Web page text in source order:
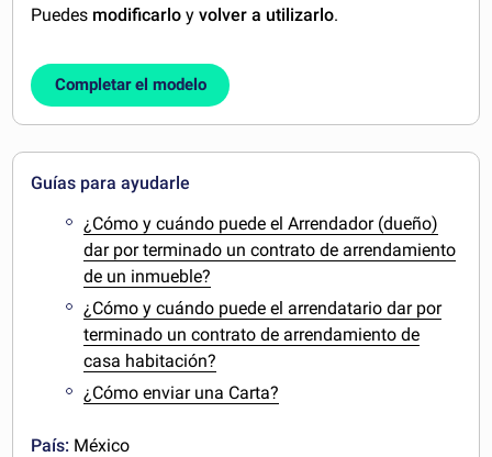
Puedes modificarlo yvolver a utilizarlo.
Completar el modelo
Guías para ayudarle
¿Cómo y cuándo puede el Arrendador (dueño)
dar por terminado un contrato de arrendamiento
de un inmueble?
¿Cómo y cuándo puede el arrendatario dar por
terminado un contrato de arrendamiento de
casa habitación?
¿Cómo enviar una Carta?
País: México